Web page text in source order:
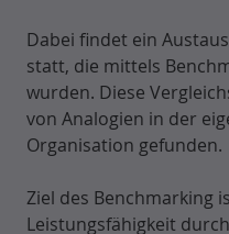
Dabei findet ein
statt, die mittels
wurden. Diese
von Analogien in der
Organisation gefunden.
Ziel des Benchmarking
Leistungsfähigkeit